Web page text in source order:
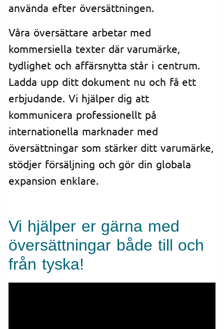
använda efter översättningen.
Våra översättare arbetar med
kommersiella texter där varumärke,
tydlighet och affärsnytta står i centrum.
Ladda upp ditt dokument nu och få ett
erbjudande. Vi hjälper dig att
kommunicera professionellt på
internationella marknader med
översättningar som stärker ditt varumärke,
stödjer försäljning och gör din globala
expansion enklare.
Vi hjälper er gärna med
översättningar både till och
från tyska!